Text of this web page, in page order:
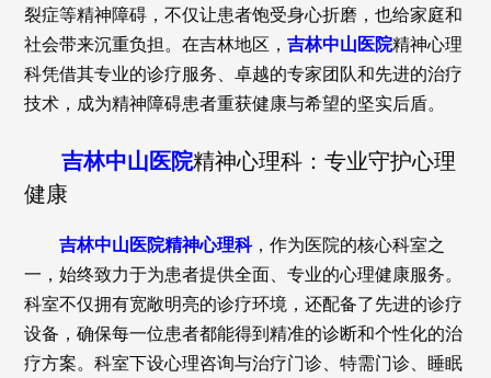
裂症等精神障碍，不仅让患者饱受身心折磨，也给家庭和
社会带来沉重负担。在吉林地区，吉林中山医院精神心理
科凭借其专业的诊疗服务、卓越的专家团队和先进的治疗
技术，成为精神障碍患者重获健康与希望的坚实后盾。
吉林中山医院精神心理科：专业守护心理
健康
吉林中山医院精神心理科，作为医院的核心科室之
一，始终致力于为患者提供全面、专业的心理健康服务。
科室不仅拥有宽敞明亮的诊疗环境，还配备了先进的诊疗
设备，确保每一位患者都能得到精准的诊断和个性化的治
疗方案。科室下设心理咨询与治疗门诊、特需门诊、睡眠